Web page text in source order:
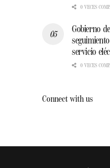
0 VECES
Gobierno
servicio
0 VECES
Connect with us